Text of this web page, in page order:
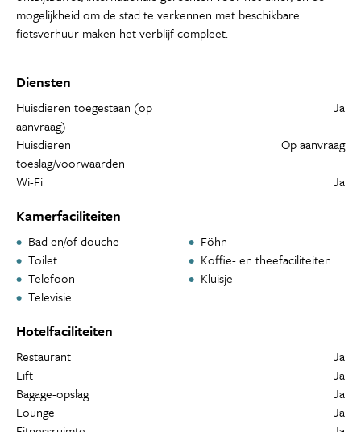
mogelijkheid om de stad te verkennen met beschikbare
fietsverhuur maken het verblijf compleet.
Diensten
Huisdieren toegestaan (op
aanvraag)
Ja
Huisdieren
toeslag/voorwaarden
Op aanvraag
Wi-Fi Ja
Kamerfaciliteiten
Bad en/of douche
Föhn
Toilet
Koffie- en theefaciliteiten
Telefoon
Kluisje
Televisie
Hotelfaciliteiten
Restaurant
Ja
Lift
Ja
Bagage-opslag
Ja
Lounge
Ja